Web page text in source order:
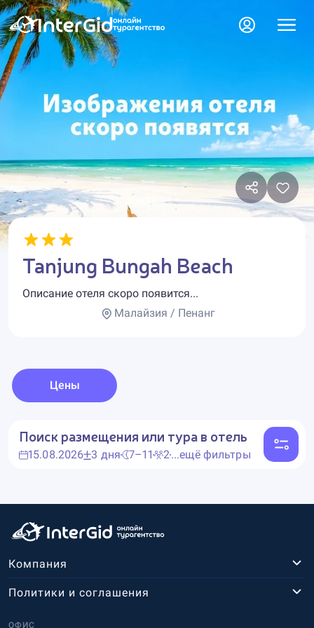
Tanjung Bungah Beach
Описание отеля скоро появится...
Малайзия / Пенанг
Цены
Поиск размещения или тура в отель
15.08.2026 3 дня 7–11 2...ещё фильтры
Компания
ОФИС
Политики и соглашения